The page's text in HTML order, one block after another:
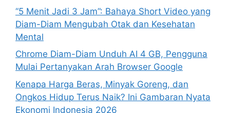
“5 Menit Jadi 3 Jam”: Bahaya Short Video yang
Diam-Diam Mengubah Otak dan Kesehatan
Mental
Chrome Diam-Diam Unduh AI 4 GB, Pengguna
Mulai Pertanyakan Arah Browser Google
Kenapa Harga Beras, Minyak Goreng, dan
Ongkos Hidup Terus Naik? Ini Gambaran Nyata
Ekonomi Indonesia 2026